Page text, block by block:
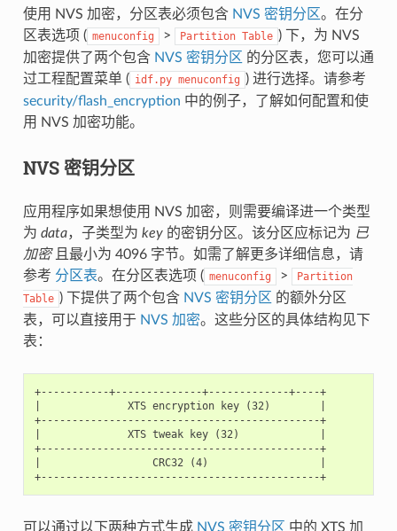
使用 NVS 加密，分区表必须包含 NVS 密钥分区。在分
区表选项 ( menuconfig > Partition Table ) 下，为 NVS
加密提供了两个包含 NVS 密钥分区 的分区表，您可以通
过工程配置菜单 ( idf.py menuconfig ) 进行选择。请参考
security/flash_encryption 中的例子，了解如何配置和使
用 NVS 加密功能。
NVS 密钥分区
应用程序如果想使用 NVS 加密，则需要编译进一个类型
为 data，子类型为 key的密钥分区。该分区应标记为 已
加密且最小为 4096 字节。如需了解更多详细信息，请
参考 分区表。在分区表选项 ( menuconfig >
Partition
Table ) 下提供了两个包含 NVS 密钥分区 的额外分区
表，可以直接用于 NVS 加密。这些分区的具体结构见下
表：
+-----------+--------------+-------------+----+
|              XTS encryption key (32)        |
+---------------------------------------------+
|              XTS tweak key (32)             |
+---------------------------------------------+
|                  CRC32 (4)                  |
+---------------------------------------------+
可以通过以下两种方式生成 NVS 密钥分区 中的 XTS 加